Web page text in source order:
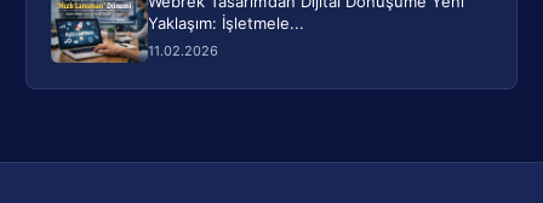
Yaklaşım: İşletmele...
11.02.2026